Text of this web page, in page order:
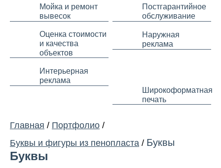
Мойка и ремонт
вывесок
Постгарантийное
обслуживание
Оценка стоимости
и качества
объектов
Наружная
реклама
Интерьерная
реклама
Широкоформатная
печать
Главная / Портфолио /
Буквы и фигуры из пенопласта / Буквы
Буквы